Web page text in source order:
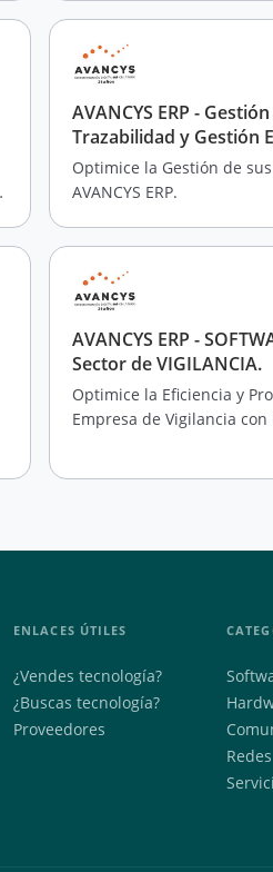
través de la recopilación y
AVANCYS ERP -
Trazabilidad y Gestión
Optimice la Gestión de
AVANCYS ERP.
AVANCYS ERP -
Sector de VIGILANCIA.
Optimice la Eficiencia y
Empresa de Vigilancia con
ENLACES ÚTILES
¿Vendes tecnología?
¿Buscas tecnología?
Proveedores
Redes